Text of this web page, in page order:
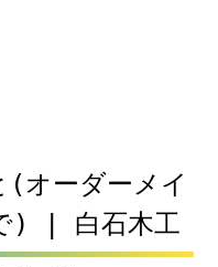
(オーダーメイ
) | 白石木工